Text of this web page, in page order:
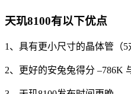
天玑8100有以下优点
1、具有更小尺寸的晶体管（5
2、更好的安兔兔得分 –786K